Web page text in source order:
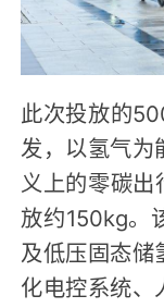
此次投放的
发，以氢气为
义上的零碳
放约150kg。
及低压固态储
化电控系统、